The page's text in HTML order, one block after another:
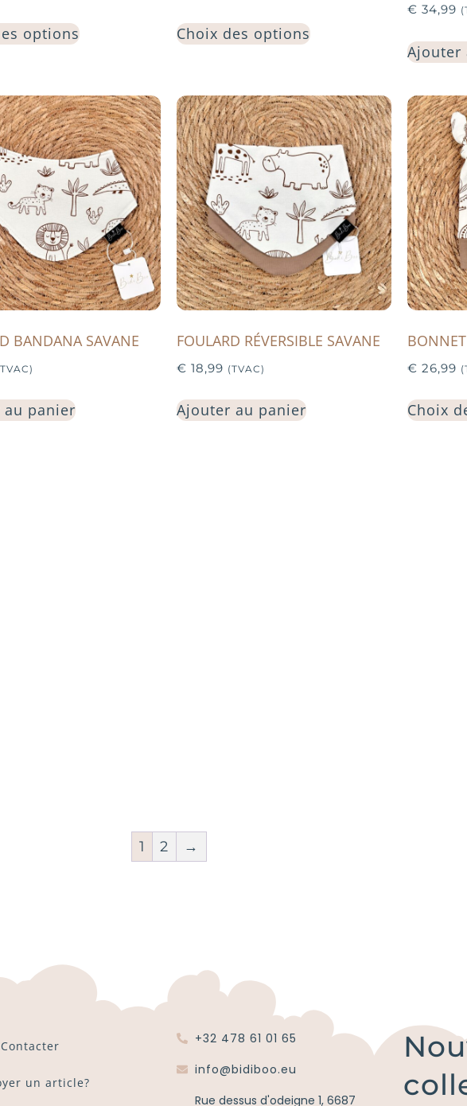
options Choix des options
€ 34,99
Ajouter
BANDANA SAVANE
au panier
FOULARD RÉVERSIBLE SAVANE
€ 18,99 (TVAC)
Ajouter au panier
€ 26,99
Choix
1 2 →
un article?
+32 478 61 01 65
info@bidiboo.eu
Rue dessus d'odeigne 1, 6687